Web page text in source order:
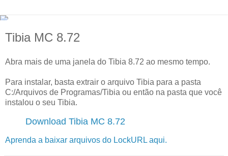
Tibia MC 8.72
Abra mais de uma janela do Tibia 8.72 ao mesmo tempo.
Para instalar, basta extrair o arquivo Tibia para a pasta
C:/Arquivos de Programas/Tibia ou então na pasta que você
instalou o seu Tibia.
Download Tibia MC 8.72
Aprenda a baixar arquivos do LockURL aqui.